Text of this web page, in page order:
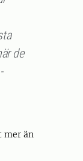
de
mer än